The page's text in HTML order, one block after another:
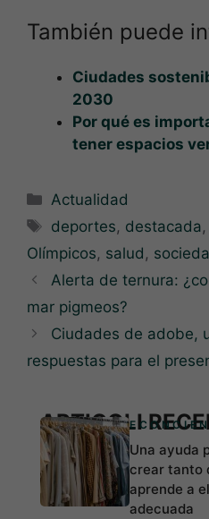
También puede
Ciudades
2030
Por qué es
tener espacios
Categorías
Actualidad
Etiquetas
deportes, destacada,
Olímpicos, salud ,
Alerta de ternura:
mar pigmeos?
Ciudades de adobe,
respuestas para el
ARTICOLI
Una ayuda
crear tanto
aprende a
adecuada